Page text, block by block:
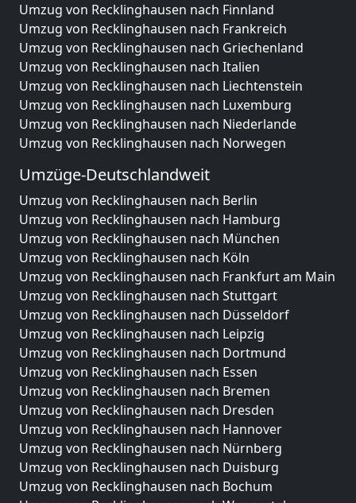
Umzug von Recklinghausen nach Finnland
Umzug von Recklinghausen nach Frankreich
Umzug von Recklinghausen nach Griechenland
Umzug von Recklinghausen nach Italien
Umzug von Recklinghausen nach Liechtenstein
Umzug von Recklinghausen nach Luxemburg
Umzug von Recklinghausen nach Niederlande
Umzug von Recklinghausen nach Norwegen
Umzüge-Deutschlandweit
Umzug von Recklinghausen nach Berlin
Umzug von Recklinghausen nach Hamburg
Umzug von Recklinghausen nach München
Umzug von Recklinghausen nach Köln
Umzug von Recklinghausen nach Frankfurt am Main
Umzug von Recklinghausen nach Stuttgart
Umzug von Recklinghausen nach Düsseldorf
Umzug von Recklinghausen nach Leipzig
Umzug von Recklinghausen nach Dortmund
Umzug von Recklinghausen nach Essen
Umzug von Recklinghausen nach Bremen
Umzug von Recklinghausen nach Dresden
Umzug von Recklinghausen nach Hannover
Umzug von Recklinghausen nach Nürnberg
Umzug von Recklinghausen nach Duisburg
Umzug von Recklinghausen nach Bochum